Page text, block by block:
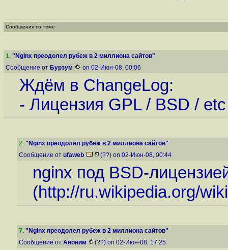
Сообщения по теме
1. "Nginx преодолел рубеж в 2 миллиона сайтов"
Сообщение от Бурзум on 02-Июн-08, 00:06
Ждём в ChangeLog:
- Лицензия GPL / BSD / etc
2. "Nginx преодолел рубеж в 2 миллиона сайтов"
Сообщение от ufaweb (??) on 02-Июн-08, 00:44
nginx под BSD-
(http://ru.wikipedia.org/
7. "Nginx преодолел рубеж в 2 миллиона сайтов"
Сообщение от Аноним (??) on 02-Июн-08, 17:25